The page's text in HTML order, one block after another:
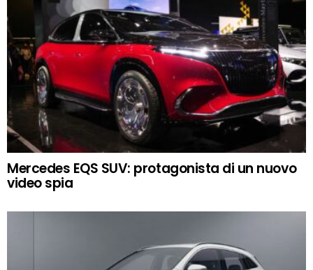
Mercedes EQS SUV: protagonista di un nuovo
video spia